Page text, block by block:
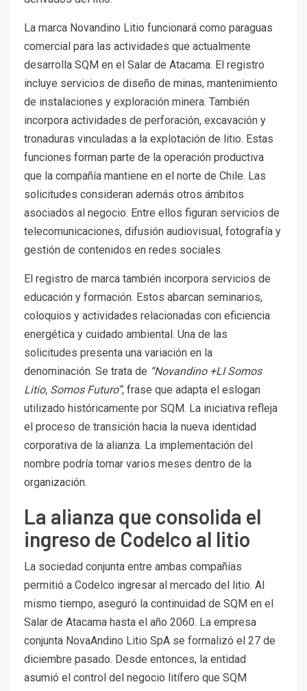
La marca Novandino Litio funcionará como paraguas
comercial para las actividades que actualmente
desarrolla SQM en el Salar de Atacama. El registro
incluye servicios de diseño de minas, mantenimiento
de instalaciones y exploración minera. También
incorpora actividades de perforación, excavación y
tronaduras vinculadas a la explotación de litio. Estas
funciones forman parte de la operación productiva
que la compañía mantiene en el norte de Chile. Las
solicitudes consideran además otros ámbitos
asociados al negocio. Entre ellos figuran servicios de
telecomunicaciones, difusión audiovisual, fotografía y
gestión de contenidos en redes sociales.
El registro de marca también incorpora servicios de
educación y formación. Estos abarcan seminarios,
coloquios y actividades relacionadas con eficiencia
energética y cuidado ambiental. Una de las
solicitudes presenta una variación en la
denominación. Se trata de “Novandino +LI Somos
Litio, Somos Futuro”, frase que adapta el eslogan
utilizado históricamente por SQM. La iniciativa refleja
el proceso de transición hacia la nueva identidad
corporativa de la alianza. La implementación del
nombre podría tomar varios meses dentro de la
organización.
La alianza que consolida el
ingreso de Codelco al litio
La sociedad conjunta entre ambas compañías
permitió a Codelco ingresar al mercado del litio. Al
mismo tiempo, aseguró la continuidad de SQM en el
Salar de Atacama hasta el año 2060. La empresa
conjunta NovaAndino Litio SpA se formalizó el 27 de
diciembre pasado. Desde entonces, la entidad
asumió el control del negocio litífero que SQM